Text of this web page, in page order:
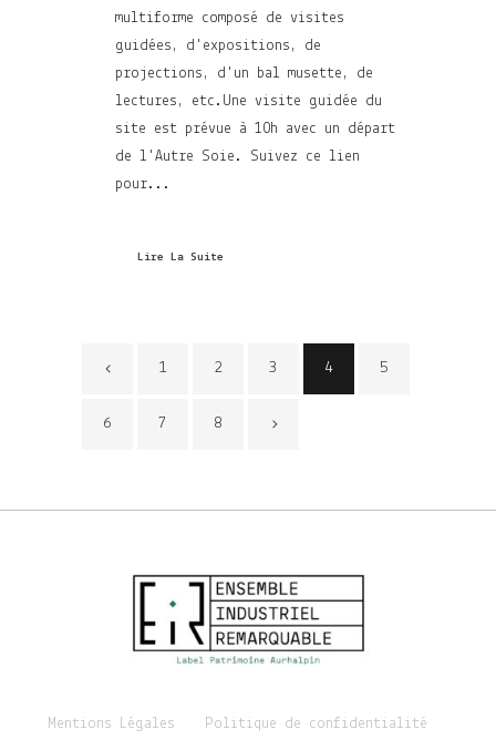
multiforme composé de visites
guidées, d'expositions, de
projections, d'un bal musette, de
lectures, etc.Une visite guidée du
site est prévue à 10h avec un départ
de l'Autre Soie. Suivez ce lien
pour...
Lire La Suite
1 2 3 4 5
6 7 8
Mentions Légales Politique de confidentialité